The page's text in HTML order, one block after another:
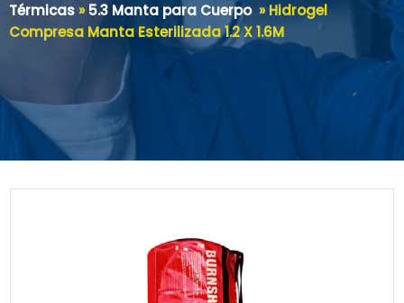
Térmicas»5.3 Manta para Cuerpo »Hidrogel
Compresa Manta Esterilizada 1.2 X 1.6M